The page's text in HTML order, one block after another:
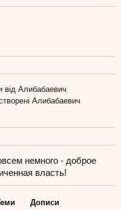
від Алибабаевич
Алибабаевич
немного - доброе
власть!
Дописи